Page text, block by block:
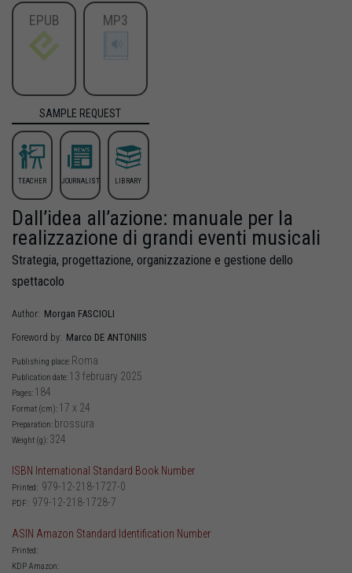
EPUB MP3
SAMPLE REQUEST
TEACHER JOURNALIST LIBRARY
Dall’idea all’azione: manuale per la
realizzazione di grandi eventi musicali
Strategia, progettazione, organizzazione e gestione dello
spettacolo
Author: Morgan FASCIOLI
Foreword by: Marco DE ANTONIIS
Publishing place: Roma
Publication date: 13 february 2025
Pages: 184
Format (cm): 17 x 24
Preparation: brossura
Weight (g): 324
ISBN International Standard Book Number
Printed: 979-12-218-1727-0
PDF: 979-12-218-1728-7
ASIN Amazon Standard Identification Number
Printed:
KDP Amazon: